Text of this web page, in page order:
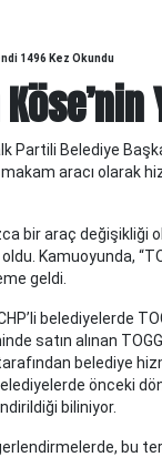
1496 Kez Okundu
Partili Belediye
aracı olarak
bir araç değişikliği
Kamuoyunda,
geldi.
belediyelerde
satın alınan
belediye
önceki
biliniyor.
bu
1930 lu yıllarda
Askerlik Şubesinde